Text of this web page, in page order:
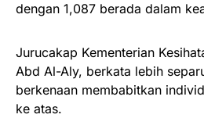
dengan 1,087 berada dalam
Jurucakap Kementerian
Abd Al-Aly, berkata lebih
berkenaan membabitkan
ke atas.